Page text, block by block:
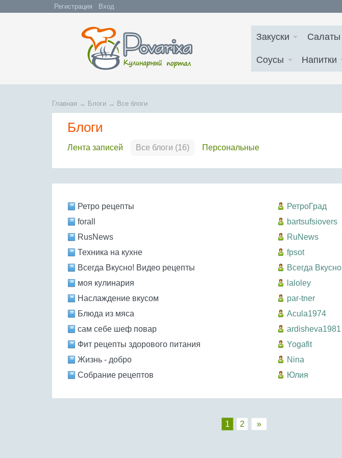
Регистрация Вход
Закуски Салаты
Соусы Напитки
Главная → Блоги → Все блоги
Блоги
Лента записей Все блоги (16) Персональные
Ретро рецепты РетроГрад
forall bartsufsiovers
RusNews RuNews
Техника на кухне fpsot
Всегда Вкусно! Видео рецепты Всегда Вкусно
моя кулинария laloley
Наслаждение вкусом par-tner
Блюда из мяса Acula1974
сам себе шеф повар ardisheva1981
Фит рецепты здорового питания Yogafit
Жизнь - добро Nina
Собрание рецептов Юлия
1 2 »